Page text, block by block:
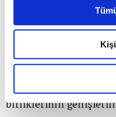
Metnimizi ziyaret
6698 sayılı Kişisel
okumak ve sitemizi
gerçekleştirilen veri
detaylı bilgi almak için
Turkcell Genel
GSM Birliği
oldu. Ürün ve
birliklerinin